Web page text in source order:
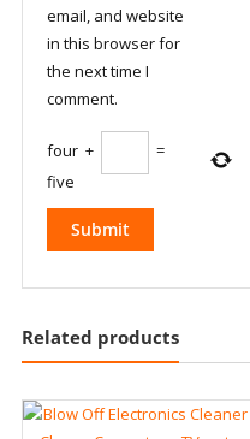
email, and website
in this browser for
the next time I
comment.
four +
=
five
Related products